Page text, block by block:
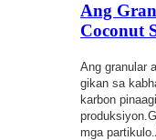
Ang
Coconut
Ang granular
gikan sa
karbon
mga